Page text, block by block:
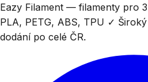
Eazy Filament — filamenty pro
PLA, PETG, ABS, TPU ✓
dodání po celé ČR.